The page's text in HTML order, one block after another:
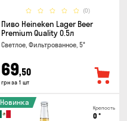
(0)
Пиво Heineken Lager Beer
Premium Quality 0.5л
Светлое, Фильтрованное, 5°
69,50
грн за 1 шт
Крепость
0 °
Новинка